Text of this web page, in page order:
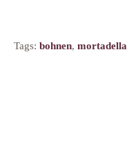
Tags: bohnen, mortadella